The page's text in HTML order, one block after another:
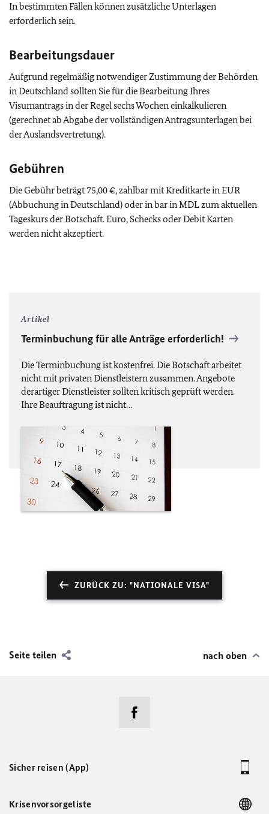
In bestimmten Fällen können zusätzliche Unterlagen
erforderlich sein.
Bearbeitungsdauer
Aufgrund regelmäßig notwendiger Zustimmung der Behörden
in Deutschland sollten Sie für die Bearbeitung Ihres
Visumantrags in der Regel sechs Wochen einkalkulieren
(gerechnet ab Abgabe der vollständigen Antragsunterlagen bei
der Auslandsvertretung).
Gebühren
Die Gebühr beträgt 75,00 €, zahlbar mit Kreditkarte in EUR
(Abbuchung in Deutschland) oder in bar in MDL zum aktuellen
Tageskurs der Botschaft. Euro, Schecks oder Debit Karten
werden nicht akzeptiert.
Artikel
Terminbuchung für alle Anträge erforderlich!
Die Terminbuchung ist kostenfrei. Die Botschaft arbeitet
nicht mit privaten Dienstleistern zusammen. Angebote
derartiger Dienstleister sollten kritisch geprüft werden.
Ihre Beauftragung ist nicht…
ZURÜCK ZU: "NATIONALE VISA"
Seite teilen nach oben
Sicher reisen (App)
Krisenvorsorgeliste